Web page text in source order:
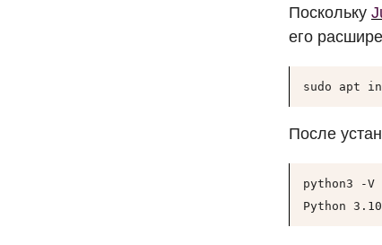
Поскольку
его
sudo apt
После
python3 -V
Python